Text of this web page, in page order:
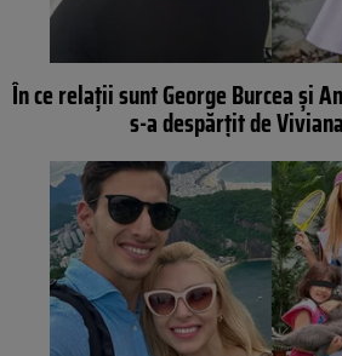
În ce relații sunt George Burcea și
s-a despărțit de